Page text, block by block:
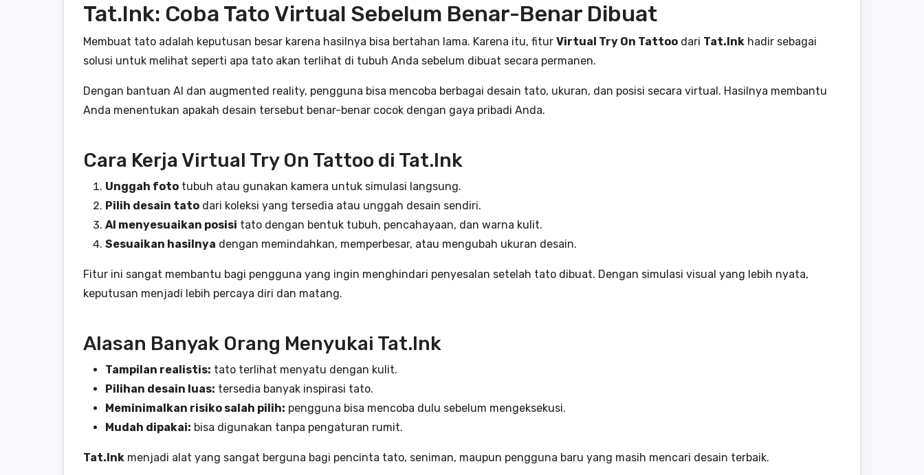
Tat.Ink: Coba Tato Virtual Sebelum Benar-Benar Dibuat
Membuat tato adalah keputusan besar karena hasilnya bisa bertahan lama. Karena itu, fitur Virtual Try On Tattoo dari Tat.Ink hadir sebagai
solusi untuk melihat seperti apa tato akan terlihat di tubuh Anda sebelum dibuat secara permanen.
Dengan bantuan AI dan augmented reality, pengguna bisa mencoba berbagai desain tato, ukuran, dan posisi secara virtual. Hasilnya membantu
Anda menentukan apakah desain tersebut benar-benar cocok dengan gaya pribadi Anda.
Cara Kerja Virtual Try On Tattoo di Tat.Ink
Unggah foto tubuh atau gunakan kamera untuk simulasi langsung.
Pilih desain tato dari koleksi yang tersedia atau unggah desain sendiri.
AI menyesuaikan posisi tato dengan bentuk tubuh, pencahayaan, dan warna kulit.
Sesuaikan hasilnya dengan memindahkan, memperbesar, atau mengubah ukuran desain.
Fitur ini sangat membantu bagi pengguna yang ingin menghindari penyesalan setelah tato dibuat. Dengan simulasi visual yang lebih nyata,
keputusan menjadi lebih percaya diri dan matang.
Alasan Banyak Orang Menyukai Tat.Ink
Tampilan realistis: tato terlihat menyatu dengan kulit.
Pilihan desain luas: tersedia banyak inspirasi tato.
Meminimalkan risiko salah pilih: pengguna bisa mencoba dulu sebelum mengeksekusi.
Mudah dipakai: bisa digunakan tanpa pengaturan rumit.
Tat.Ink menjadi alat yang sangat berguna bagi pencinta tato, seniman, maupun pengguna baru yang masih mencari desain terbaik.